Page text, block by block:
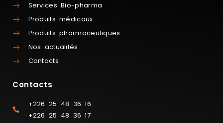
Services Bio-pharma
Produits médicaux
Produits pharmaceutiques
Nos actualités
Contacts
Contacts
+226 25 48 36 16
+226 25 48 36 17